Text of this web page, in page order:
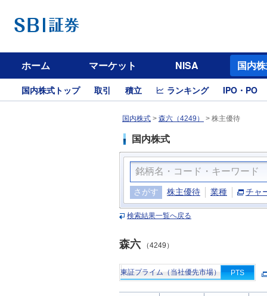
ホーム マーケット NISA 国内
国内株式トップ 取引 積立 ランキング IPO・PO
国内株式 > 森六（4249） > 株主優待
国内株式
さがす 株主優待 業種 チャ
検索結果一覧へ戻る
森六 （4249）
東証プライム（当社優先市場） PTS